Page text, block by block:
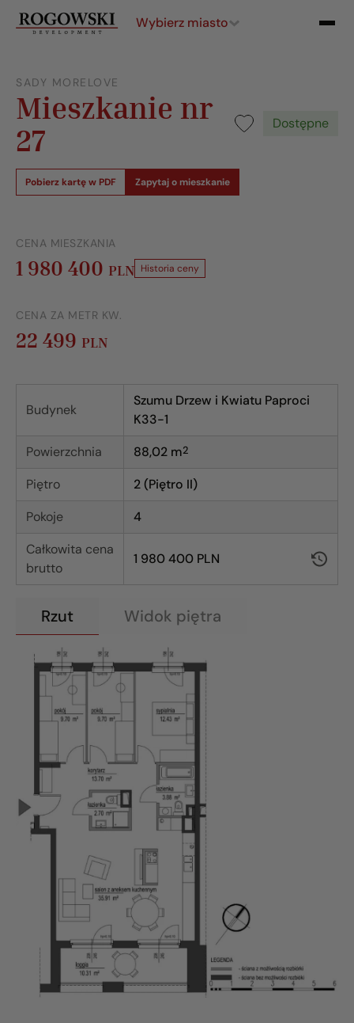
Wybierz miasto
SADY MORELOVE
Mieszkanie nr
27
Dostępne
Pobierz kartę w PDF Zapytaj o mieszkanie
CENA MIESZKANIA
1 980 400 PLN Historia ceny
CENA ZA METR KW.
22 499 PLN
Budynek
Szumu Drzew i Kwiatu Paproci
K33-1
Powierzchnia
88,02 m2
Piętro
2 (Piętro II)
Pokoje
4
Całkowita cena
brutto
1 980 400 PLN
Rzut Widok piętra